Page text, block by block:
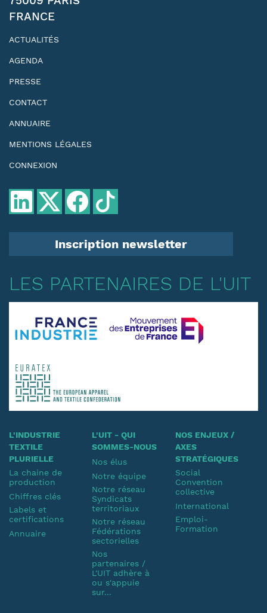
FRANCE
ACTUALITÉS
AGENDA
PRESSE
CONTACT
ANNUAIRE
MENTIONS LÉGALES
CONNEXION
Inscription newsletter
LES PARTENAIRES DE L'UIT
L'INDUSTRIE
TEXTILE
PLURIELLE
La chaine de
production
Chiffres clés
Labels et
certifications
Annuaire
L'UIT - QUI
SOMMES-NOUS
Nos élus
Notre équipe
Notre réseau
Syndicats
territoriaux
Notre réseau
Fédérations
sectorielles
Nos
partenaires /
L'UIT adhère à
ou s'appuie
sur...
NOS ENJEUX /
AXES
STRATÉGIQUES
Social
Convention
collective
International
Emploi-
Formation